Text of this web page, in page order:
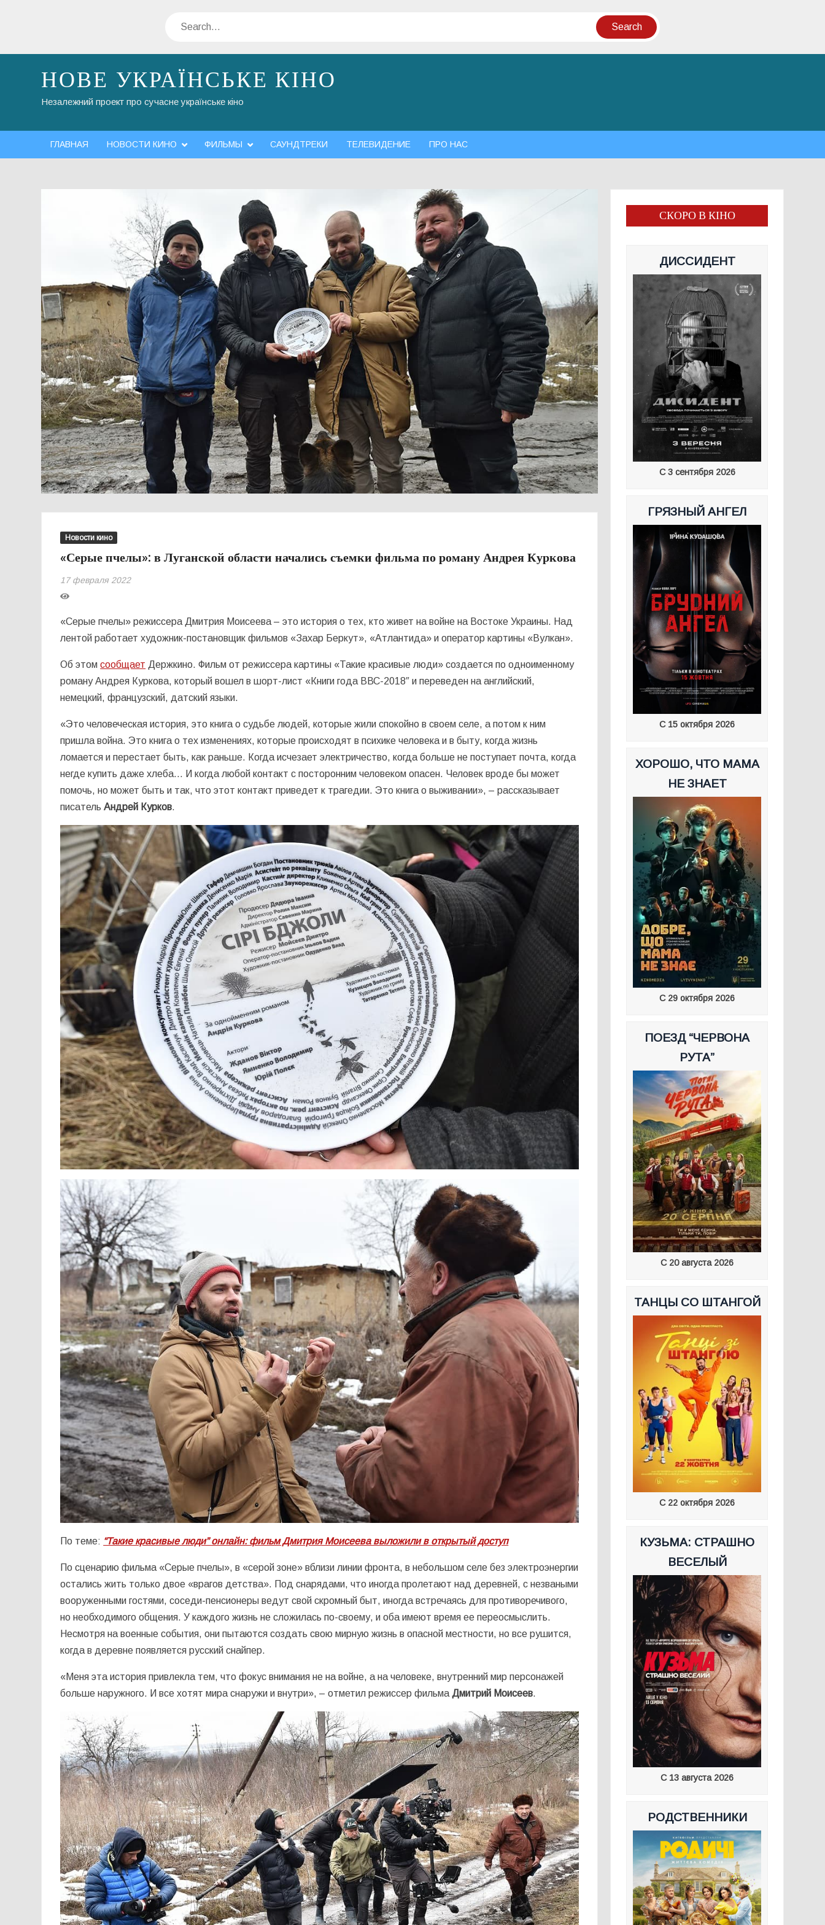
Search
НОВЕ УКРАЇНСЬКЕ КІНО
Незалежний проект про сучасне українське кіно
ГЛАВНАЯ НОВОСТИ КИНО ФИЛЬМЫ САУНДТРЕКИ ТЕЛЕВИДЕНИЕ ПРО НАС
Новости кино
«Серые пчелы»: в Луганской области начались съемки фильма по роману Андрея Куркова
17 февраля 2022
«Серые пчелы» режиссера Дмитрия Моисеева – это история о тех, кто живет на войне на Востоке Украины. Над
лентой работает художник-постановщик фильмов «Захар Беркут», «Атлантида» и оператор картины «Вулкан».
Об этомсообщает Держкино. Фильм от режиссера картины «Такие красивые люди» создается по одноименному
роману Андрея Куркова, который вошел в шорт-лист «Книги года ВВС-2018″ и переведен на английский,
немецкий, французский, датский языки.
«Это человеческая история, это книга о судьбе людей, которые жили спокойно в своем селе, а потом к ним
пришла война. Это книга о тех изменениях, которые происходят в психике человека и в быту, когда жизнь
ломается и перестает быть, как раньше. Когда исчезает электричество, когда больше не поступает почта, когда
негде купить даже хлеба… И когда любой контакт с посторонним человеком опасен. Человек вроде бы может
помочь, но может быть и так, что этот контакт приведет к трагедии. Это книга о выживании», – рассказывает
писательАндрей Курков.
По теме: “Такие красивые люди” онлайн: фильм Дмитрия Моисеева выложили в открытый доступ
По сценарию фильма «Серые пчелы», в «серой зоне» вблизи линии фронта, в небольшом селе без электроэнергии
остались жить только двое «врагов детства». Под снарядами, что иногда пролетают над деревней, с незваными
вооруженными гостями, соседи-пенсионеры ведут свой скромный быт, иногда встречаясь для противоречивого,
но необходимого общения. У каждого жизнь не сложилась по-своему, и оба имеют время ее переосмыслить.
Несмотря на военные события, они пытаются создать свою мирную жизнь в опасной местности, но все рушится,
когда в деревне появляется русский снайпер.
«Меня эта история привлекла тем, что фокус внимания не на войне, а на человеке, внутренний мир персонажей
больше наружного. И все хотят мира снаружи и внутри», – отметил режиссер фильмаДмитрий Моисеев.
СКОРО В КІНО
ДИССИДЕНТ
С 3 сентября 2026
ГРЯЗНЫЙ АНГЕЛ
С 15 октября 2026
ХОРОШО, ЧТО МАМА
НЕ ЗНАЕТ
С 29 октября 2026
ПОЕЗД “ЧЕРВОНА
РУТА”
С 20 августа 2026
ТАНЦЫ СО ШТАНГОЙ
С 22 октября 2026
КУЗЬМА: СТРАШНО
ВЕСЕЛЫЙ
С 13 августа 2026
РОДСТВЕННИКИ